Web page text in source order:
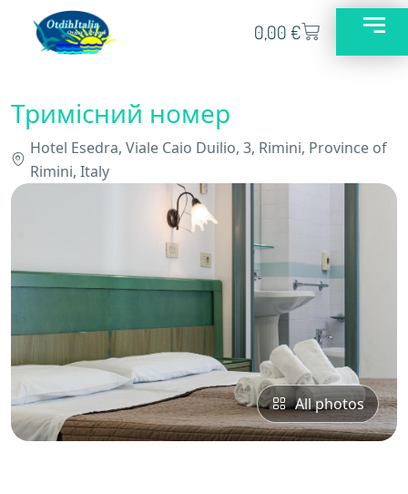
0,00€
Тримісний номер
Hotel Esedra, Viale Caio Duilio, 3, Rimini, Province of
Rimini, Italy
All photos